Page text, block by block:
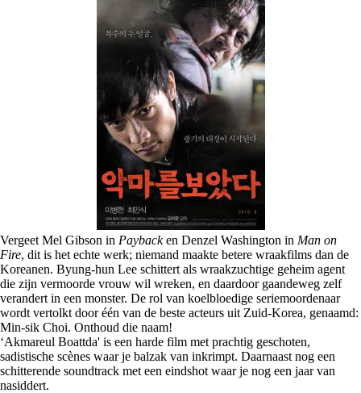
Vergeet Mel Gibson in Paybacken Denzel Washington in Man on
Fire, dit is het echte werk; niemand maakte betere wraakfilms dan de
Koreanen. Byung-hun Lee schittert als wraakzuchtige geheim agent
die zijn vermoorde vrouw wil wreken, en daardoor gaandeweg zelf
verandert in een monster. De rol van koelbloedige seriemoordenaar
wordt vertolkt door één van de beste acteurs uit Zuid-Korea, genaamd:
Min-sik Choi. Onthoud die naam!
‘Akmareul Boattda' is een harde film met prachtig geschoten,
sadistische scènes waar je balzak van inkrimpt. Daarnaast nog een
schitterende soundtrack met een eindshot waar je nog een jaar van
nasiddert.